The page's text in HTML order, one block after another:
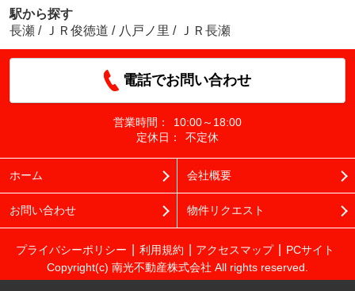
駅から探す
長瀬 / ＪＲ俊徳道 / 八戸ノ里 / ＪＲ長瀬
電話でお問い合わせ
営業時間：
10:00～18:00
定休日：
不定休
ホーム 会社概要
お問い合わせ 物件リクエスト
プライバシーポリシー 利用規約 アクセスマップ
PCサイト
Copyright(c) 南光不動産株式会社 All rights reserved.